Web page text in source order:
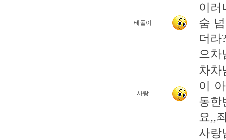
테돌이
이러
숨
더라
으차
사랑
차차
이
동
요,,
사랑